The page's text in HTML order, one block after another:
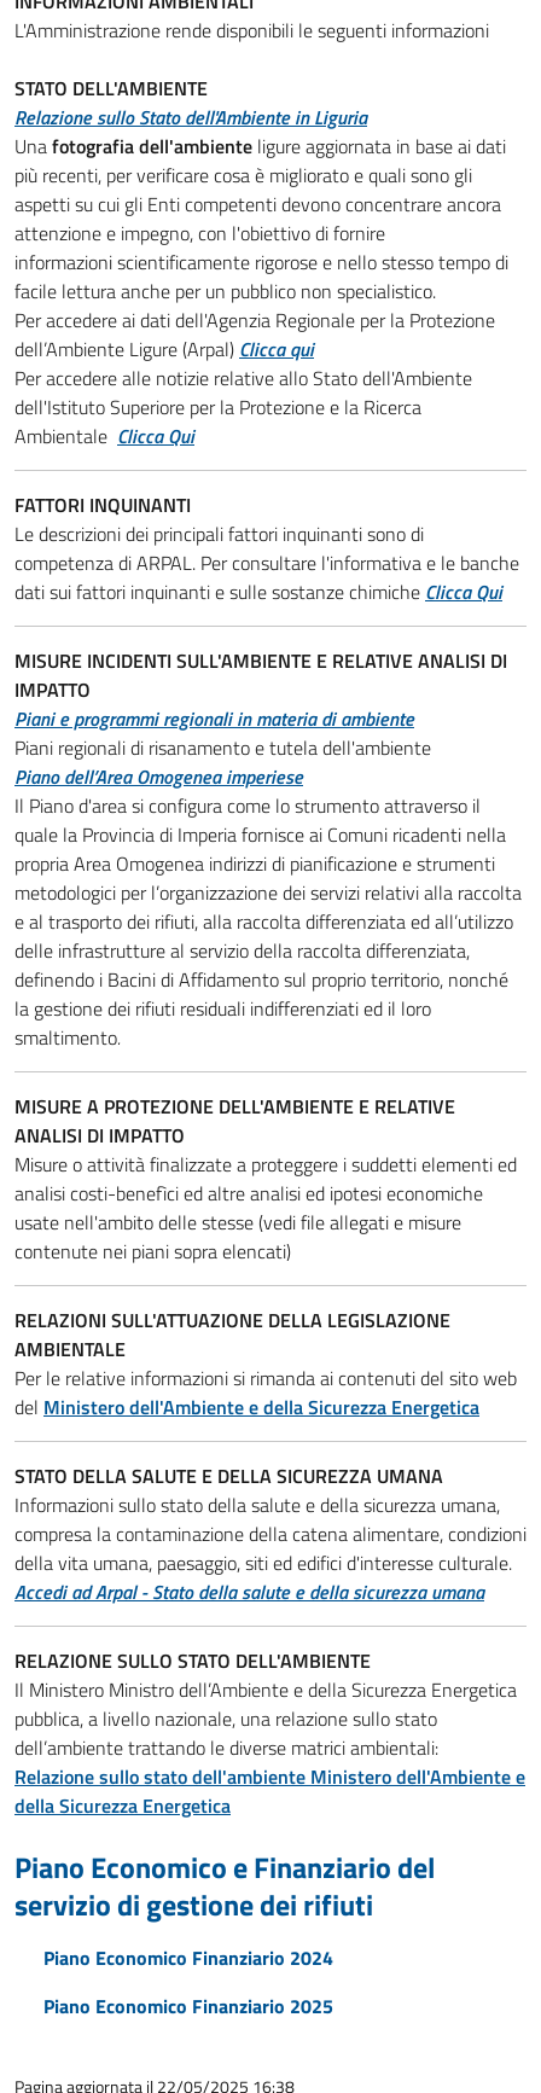
L'Amministrazione rende disponibili le seguenti informazioni
STATO DELL'AMBIENTE
Relazione sullo Stato dell'Ambiente in Liguria
Unafotografia dell'ambiente ligure aggiornata in base ai dati
più recenti, per verificare cosa è migliorato e quali sono gli
aspetti su cui gli Enti competenti devono concentrare ancora
attenzione e impegno, con l'obiettivo di fornire
informazioni scientificamente rigorose e nello stesso tempo di
facile lettura anche per un pubblico non specialistico.
Per accedere ai dati dell'Agenzia Regionale per la Protezione
dell’Ambiente Ligure (Arpal) Clicca qui
Per accedere alle notizie relative allo Stato dell'Ambiente
dell'Istituto Superiore per la Protezione e la Ricerca
Ambientale Clicca Qui
FATTORI INQUINANTI
Le descrizioni dei principali fattori inquinanti sono di
competenza di ARPAL. Per consultare l'informativa e le banche
dati sui fattori inquinanti e sulle sostanze chimiche Clicca Qui
MISURE INCIDENTI SULL'AMBIENTE E RELATIVE ANALISI DI
IMPATTO
Piani e programmi regionali in materia di ambiente
Piani regionali di risanamento e tutela dell'ambiente
Piano dell’Area Omogenea imperiese
Il Piano d'area si configura come lo strumento attraverso il
quale la Provincia di Imperia fornisce ai Comuni ricadenti nella
propria Area Omogenea indirizzi di pianificazione e strumenti
metodologici per l’organizzazione dei servizi relativi alla raccolta
e al trasporto dei rifiuti, alla raccolta differenziata ed all’utilizzo
delle infrastrutture al servizio della raccolta differenziata,
definendo i Bacini di Affidamento sul proprio territorio, nonché
la gestione dei rifiuti residuali indifferenziati ed il loro
smaltimento.
MISURE A PROTEZIONE DELL'AMBIENTE E RELATIVE
ANALISI DI IMPATTO
Misure o attività finalizzate a proteggere i suddetti elementi ed
analisi costi-benefìci ed altre analisi ed ipotesi economiche
usate nell'ambito delle stesse (vedi file allegati e misure
contenute nei piani sopra elencati)
RELAZIONI SULL'ATTUAZIONE DELLA LEGISLAZIONE
AMBIENTALE
Per le relative informazioni si rimanda ai contenuti del sito web
del Ministero dell'Ambiente e della Sicurezza Energetica
STATO DELLA SALUTE E DELLA SICUREZZA UMANA
Informazioni sullo stato della salute e della sicurezza umana,
compresa la contaminazione della catena alimentare, condizioni
della vita umana, paesaggio, siti ed edifici d'interesse culturale.
Accedi ad Arpal - Stato della salute e della sicurezza umana
RELAZIONE SULLO STATO DELL'AMBIENTE
Il Ministero Ministro dell’Ambiente e della Sicurezza Energetica
pubblica, a livello nazionale, una relazione sullo stato
dell’ambiente trattando le diverse matrici ambientali:
Relazione sullo stato dell'ambiente Ministero dell'Ambiente e
della Sicurezza Energetica
Piano Economico e Finanziario del
servizio di gestione dei rifiuti
Piano Economico Finanziario 2024
Piano Economico Finanziario 2025
Pagina aggiornata il 22/05/2025 16:38